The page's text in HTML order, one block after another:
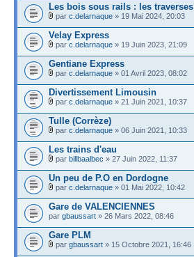
Les bois sous rails : les traverses
par c.delarnaque » 19 Mai 2024, 20:03
Velay Express
par c.delarnaque » 19 Juin 2023, 21:09
Gentiane Express
par c.delarnaque » 01 Avril 2023, 08:02
Divertissement Limousin
par c.delarnaque » 21 Juin 2021, 10:37
Tulle (Corrèze)
par c.delarnaque » 06 Juin 2021, 10:33
Les trains d'eau
par billbaalbec » 27 Juin 2022, 11:37
Un peu de P.O en Dordogne
par c.delarnaque » 01 Mai 2022, 10:42
Gare de VALENCIENNES
par gbaussart » 26 Mars 2022, 08:46
Gare PLM
par gbaussart » 15 Octobre 2021, 16:46